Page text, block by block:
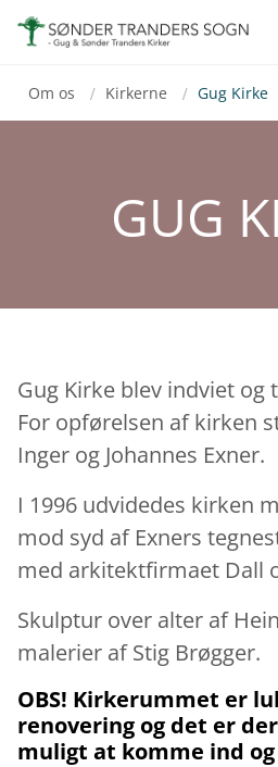
Gå til indhold
Om os / Kirkerne / Gug Kirke
GUG
Gug Kirke blev indviet og
For opførelsen af kirken
Inger og Johannes Exner.
I 1996 udvidedes kirken
mod syd af Exners
med arkitektfirmaet Dall
Skulptur over alter af
malerier af Stig Brøgger.
OBS! Kirkerummet er
renovering og det er
muligt at komme ind